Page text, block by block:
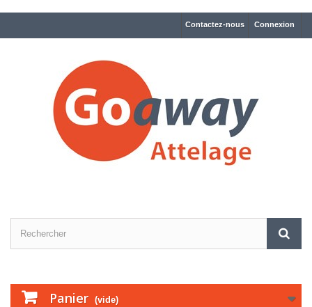
Connexion
Contactez-nous
Panier (vide)